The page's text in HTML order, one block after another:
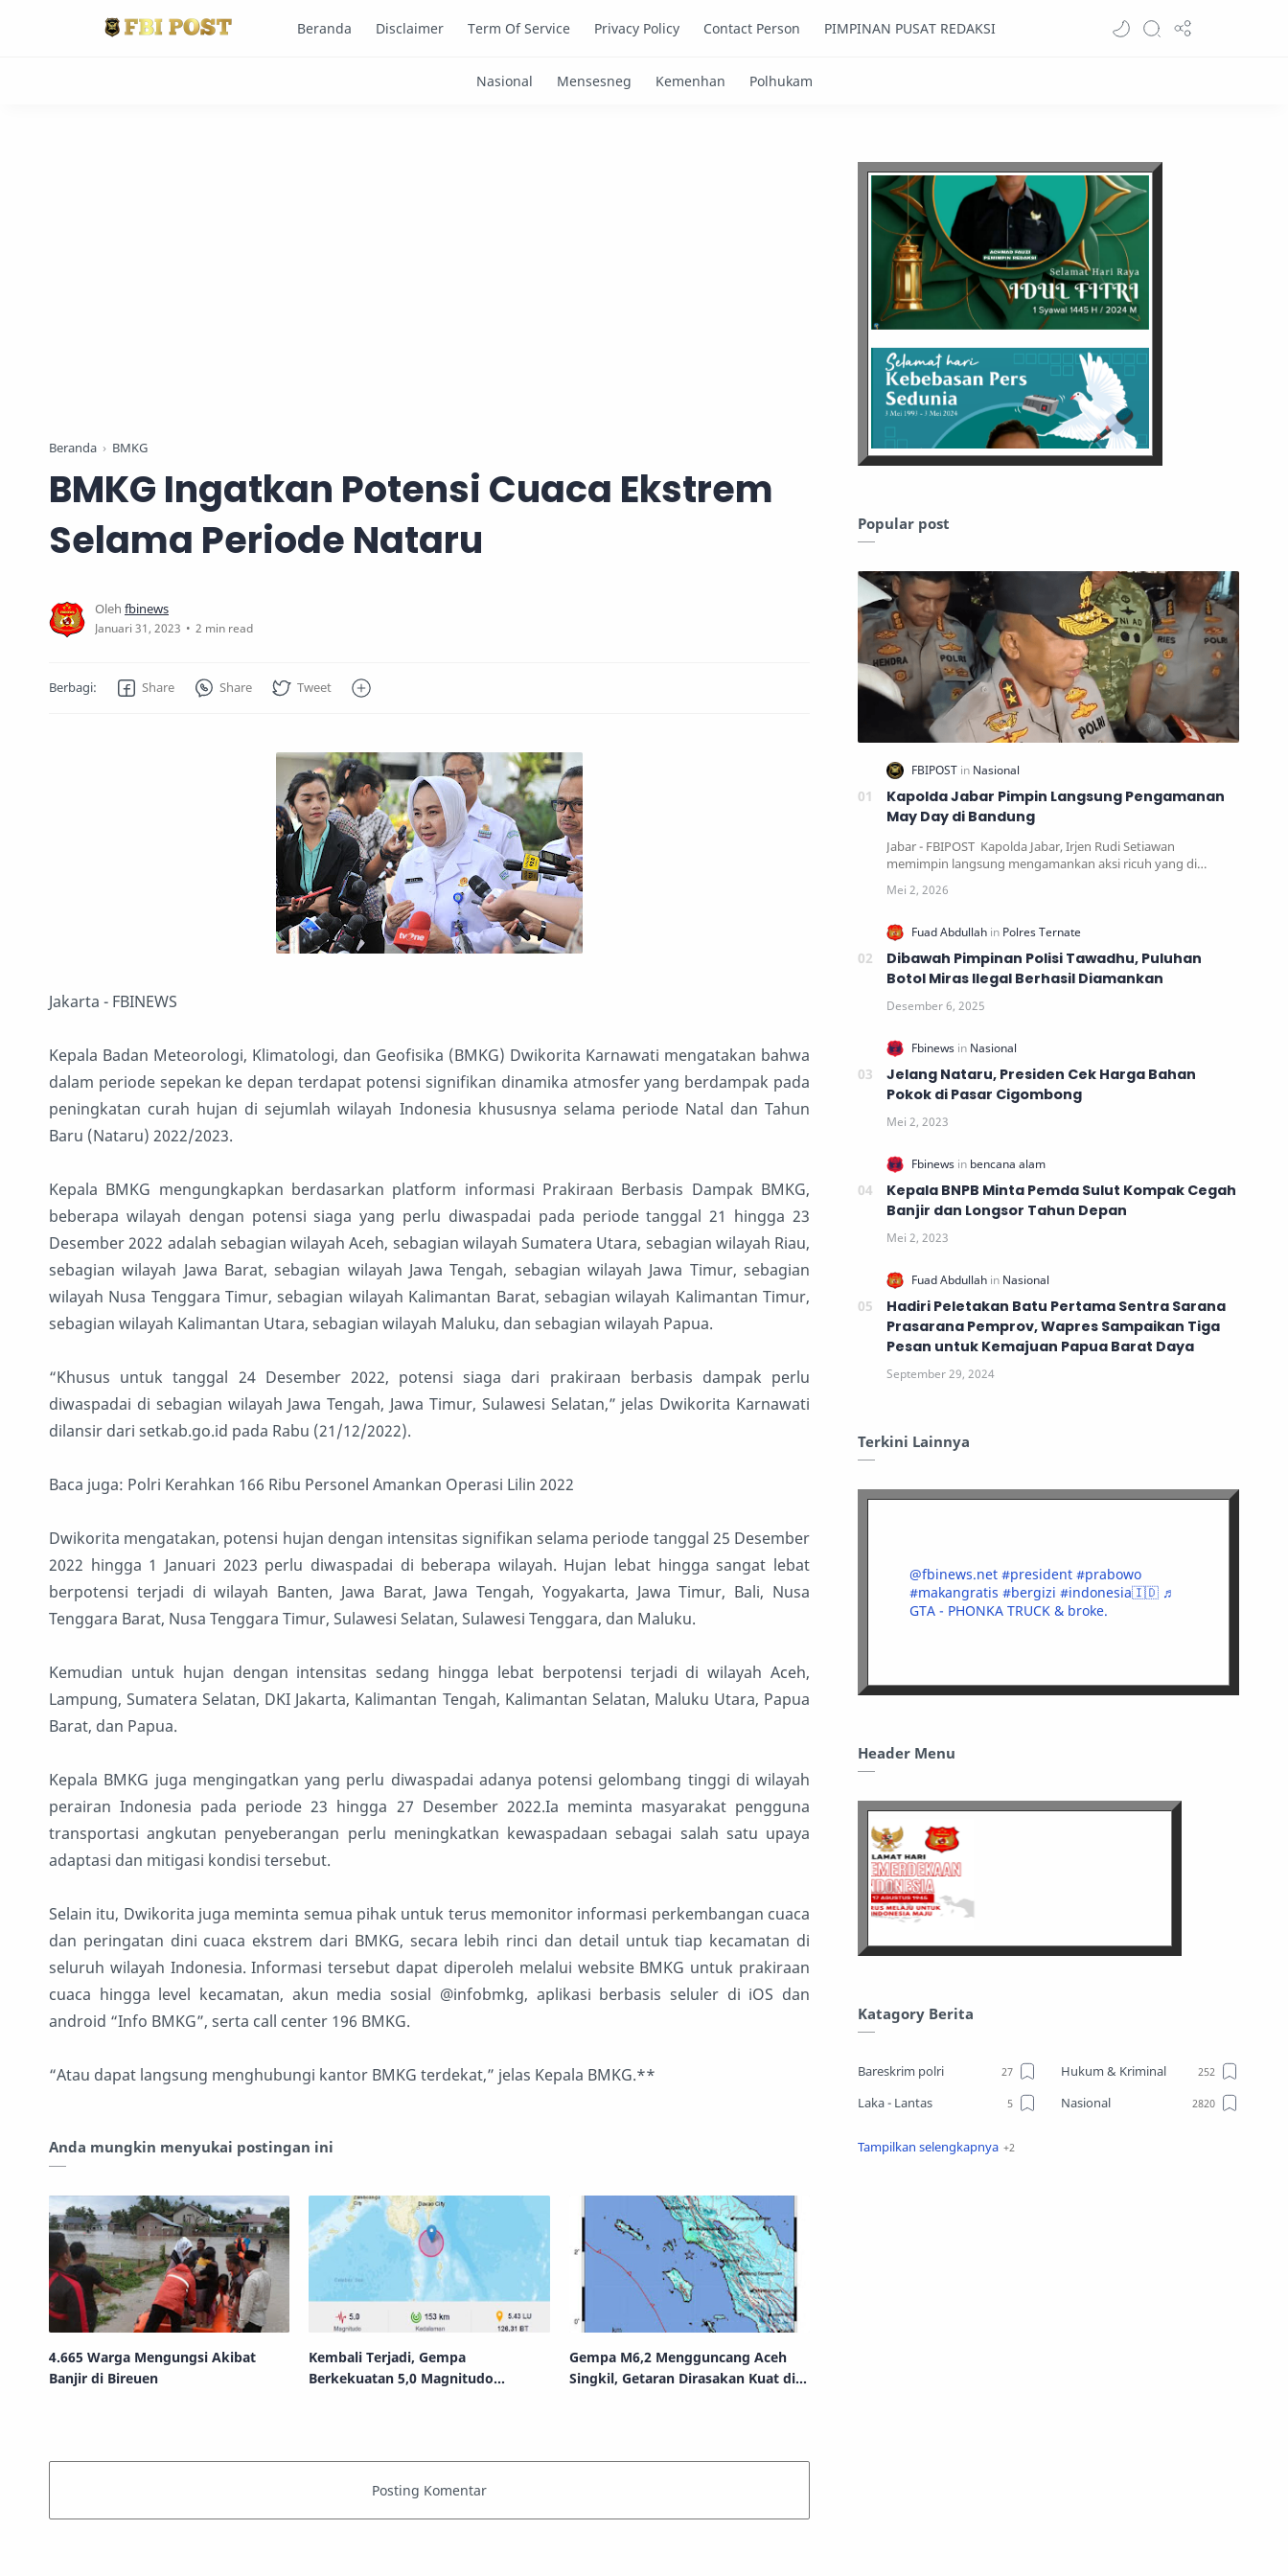
Beranda Disclaimer Term Of Service Privacy Policy Contact Person PIMPINAN PUSAT REDAKSI
Beranda BMKG
BMKG Ingatkan Potensi Cuaca Ekstrem
Selama Periode Nataru
2 min read
Jakarta - FBINEWS
Kepala Badan Meteorologi, Klimatologi, dan Geofisika (BMKG) Dwikorita Karnawati mengatakan bahwa
dalam periode sepekan ke depan terdapat potensi signifikan dinamika atmosfer yang berdampak pada
peningkatan curah hujan di sejumlah wilayah Indonesia khususnya selama periode Natal dan Tahun
Baru (Nataru) 2022/2023.
Kepala BMKG mengungkapkan berdasarkan platform informasi Prakiraan Berbasis Dampak BMKG,
beberapa wilayah dengan potensi siaga yang perlu diwaspadai pada periode tanggal 21 hingga 23
Desember 2022 adalah sebagian wilayah Aceh, sebagian wilayah Sumatera Utara, sebagian wilayah Riau,
sebagian wilayah Jawa Barat, sebagian wilayah Jawa Tengah, sebagian wilayah Jawa Timur, sebagian
wilayah Nusa Tenggara Timur, sebagian wilayah Kalimantan Barat, sebagian wilayah Kalimantan Timur,
sebagian wilayah Kalimantan Utara, sebagian wilayah Maluku, dan sebagian wilayah Papua.
“Khusus untuk tanggal 24 Desember 2022, potensi siaga dari prakiraan berbasis dampak perlu
diwaspadai di sebagian wilayah Jawa Tengah, Jawa Timur, Sulawesi Selatan,” jelas Dwikorita Karnawati
dilansir dari setkab.go.id pada Rabu (21/12/2022).
Baca juga: Polri Kerahkan 166 Ribu Personel Amankan Operasi Lilin 2022
Dwikorita mengatakan, potensi hujan dengan intensitas signifikan selama periode tanggal 25 Desember
2022 hingga 1 Januari 2023 perlu diwaspadai di beberapa wilayah. Hujan lebat hingga sangat lebat
berpotensi terjadi di wilayah Banten, Jawa Barat, Jawa Tengah, Yogyakarta, Jawa Timur, Bali, Nusa
Tenggara Barat, Nusa Tenggara Timur, Sulawesi Selatan, Sulawesi Tenggara, dan Maluku.
Kemudian untuk hujan dengan intensitas sedang hingga lebat berpotensi terjadi di wilayah Aceh,
Lampung, Sumatera Selatan, DKI Jakarta, Kalimantan Tengah, Kalimantan Selatan, Maluku Utara, Papua
Barat, dan Papua.
Kepala BMKG juga mengingatkan yang perlu diwaspadai adanya potensi gelombang tinggi di wilayah
perairan Indonesia pada periode 23 hingga 27 Desember 2022.Ia meminta masyarakat pengguna
transportasi angkutan penyeberangan perlu meningkatkan kewaspadaan sebagai salah satu upaya
adaptasi dan mitigasi kondisi tersebut.
Selain itu, Dwikorita juga meminta semua pihak untuk terus memonitor informasi perkembangan cuaca
dan peringatan dini cuaca ekstrem dari BMKG, secara lebih rinci dan detail untuk tiap kecamatan di
seluruh wilayah Indonesia. Informasi tersebut dapat diperoleh melalui website BMKG untuk prakiraan
cuaca hingga level kecamatan, akun media sosial @infobmkg, aplikasi berbasis seluler di iOS dan
android “Info BMKG”, serta call center 196 BMKG.
“Atau dapat langsung menghubungi kantor BMKG terdekat,” jelas Kepala BMKG.**
Anda mungkin menyukai postingan ini
4.665 Warga Mengungsi Akibat
Banjir di Bireuen
Kembali Terjadi, Gempa
Berkekuatan 5,0 Magnitudo
Gempa M6,2 Mengguncang Aceh
Singkil, Getaran Dirasakan Kuat di
Popular post
Kapolda Jabar Pimpin Langsung Pengamanan
May Day di Bandung
Jabar - FBIPOST Kapolda Jabar, Irjen Rudi Setiawan
memimpin langsung mengamankan aksi ricuh yang di…
Dibawah Pimpinan Polisi Tawadhu, Puluhan
Botol Miras Ilegal Berhasil Diamankan
Jelang Nataru, Presiden Cek Harga Bahan
Pokok di Pasar Cigombong
Kepala BNPB Minta Pemda Sulut Kompak Cegah
Banjir dan Longsor Tahun Depan
Hadiri Peletakan Batu Pertama Sentra Sarana
Prasarana Pemprov, Wapres Sampaikan Tiga
Pesan untuk Kemajuan Papua Barat Daya
Terkini Lainnya
@fbinews.net #president #prabowo
#makangratis #bergizi #indonesia🇮🇩 ♬
GTA - PHONKA TRUCK & broke.
Header Menu
Katagory Berita
Bareskrim polri
Hukum & Kriminal
Laka - Lantas
Nasional